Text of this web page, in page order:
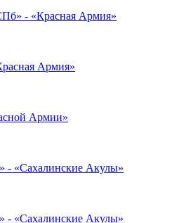
- «Красная Армия»
Армия»
Армии»
- «Сахалинские Акулы»
- «Сахалинские Акулы»